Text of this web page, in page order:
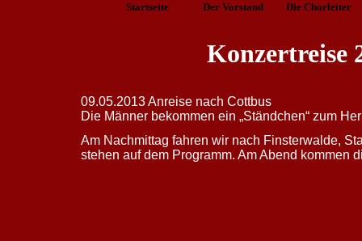
Startseite Der Vorstand Die Chorleiter
Konzertreise
09.05.2013 Anreise nach Cottbus
Die Männer bekommen ein „Ständchen“ zum
Am Nachmittag fahren wir nach Finsterwalde,
stehen auf dem Programm. Am Abend kommen